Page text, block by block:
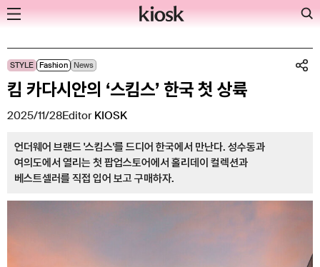
Skip
to
content
STYLE Fashion News
킴 카다시안의 ‘스킴스’ 한국 첫 상륙
언더웨어 브랜드 '스킴스'를 드디어 한국에서 만난다. 성수동과
여의도에서 열리는 첫 팝업스토어에서 홀리데이 컬렉션과
베스트셀러를 직접 입어 보고 구매하자.
2025/11/28Editor KIOSK